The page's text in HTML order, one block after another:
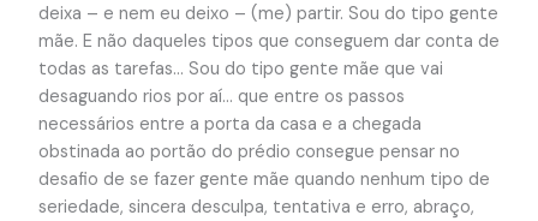
deixa – e nem eu deixo – (me) partir. Sou do tipo gente
mãe. E não daqueles tipos que conseguem dar conta de
todas as tarefas… Sou do tipo gente mãe que vai
desaguando rios por aí… que entre os passos
necessários entre a porta da casa e a chegada
obstinada ao portão do prédio consegue pensar no
desafio de se fazer gente mãe quando nenhum tipo de
seriedade, sincera desculpa, tentativa e erro, abraço,